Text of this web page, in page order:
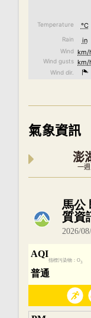
氣象資訊
澎
一
內嵌空氣